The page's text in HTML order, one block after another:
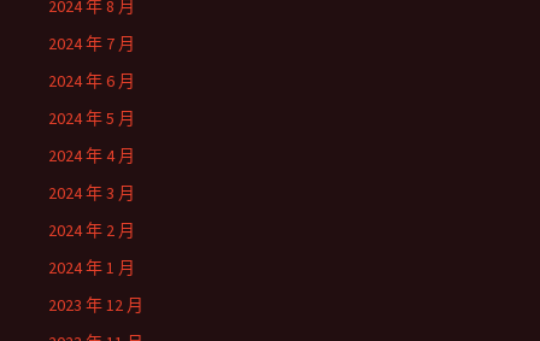
2024 年 8 月
2024 年 7 月
2024 年 6 月
2024 年 5 月
2024 年 4 月
2024 年 3 月
2024 年 2 月
2024 年 1 月
2023 年 12 月